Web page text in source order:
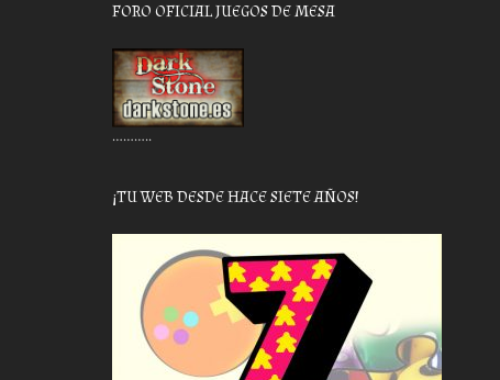
FORO OFICIAL JUEGOS DE MESA
………..
¡TU WEB DESDE HACE SIETE AÑOS!